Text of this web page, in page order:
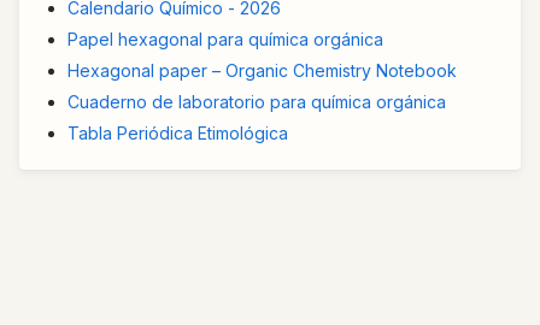
Calendario Químico - 2026
Papel hexagonal para química orgánica
Hexagonal paper – Organic Chemistry Notebook
Cuaderno de laboratorio para química orgánica
Tabla Periódica Etimológica